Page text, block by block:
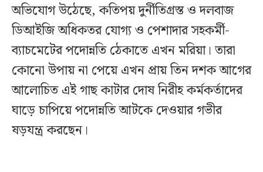
অভিযোগ উঠেছে, কতিপয় দুর্নীতিগ্রস্ত ও দলবাজ
ডিআইজি অধিকতর যোগ্য ও পেশাদার সহকর্মী-
ব্যাচমেটের পদোন্নতি ঠেকাতে এখন মরিয়া। তারা
কোনো উপায় না পেয়ে এখন প্রায় তিন দশক আগের
আলোচিত এই গাছ কাটার দোষ নিরীহ কর্মকর্তাদের
ঘাড়ে চাপিয়ে পদোন্নতি আটকে দেওয়ার গভীর
ষড়যন্ত্র করছেন।